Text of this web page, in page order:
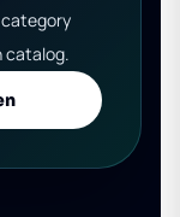
catalog.